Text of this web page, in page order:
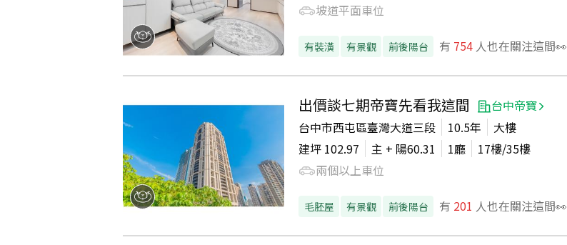
坡道平面車位
有裝潢 有景觀 前後陽台 有 754 人也在關注這間👀
出價談七期帝寶先看我這間
台中帝寶
台中市西屯區臺灣大道三段
10.5年
大樓
建坪 102.97 主 + 陽60.31 1廳 17樓/35樓
兩個以上車位
毛胚屋 有景觀 前後陽台 有 201 人也在關注這間👀